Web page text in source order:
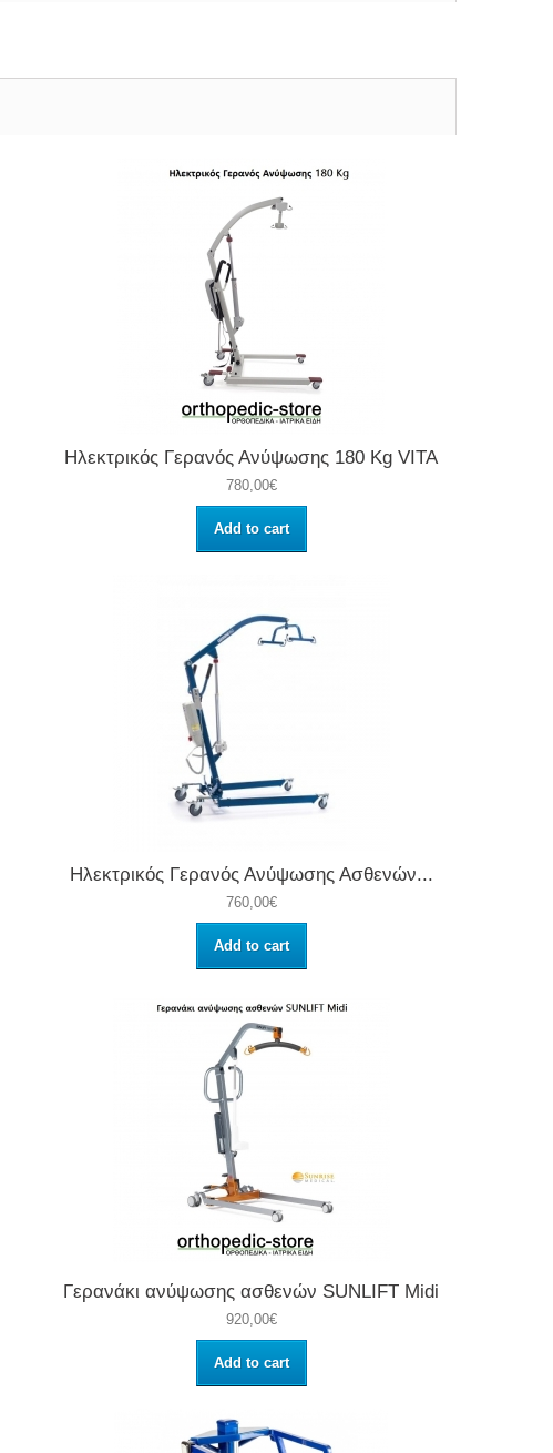
Ηλεκτρικός Γερανός Ανύψωσης 180 Kg VITA
780,00€
Add to cart
Ηλεκτρικός Γερανός Ανύψωσης Ασθενών...
760,00€
Add to cart
Γερανάκι ανύψωσης ασθενών SUNLIFT Midi
920,00€
Add to cart